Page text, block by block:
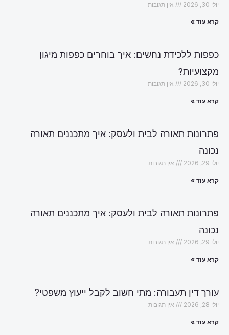
יולי 30, 2026 אין תגובות
קרא עוד »
כפפות ללכידת נחשים: איך בוחרים כפפות מיגון
מקצועיות?
יולי 30, 2026 אין תגובות
קרא עוד »
פתרונות תאורה לבית ולעסק: איך מתכננים תאורה
נכונה
יולי 29, 2026 אין תגובות
קרא עוד »
פתרונות תאורה לבית ולעסק: איך מתכננים תאורה
נכונה
יולי 29, 2026 אין תגובות
קרא עוד »
עורך דין תעבורה: מתי חשוב לקבל ייעוץ משפטי?
יולי 28, 2026 אין תגובות
קרא עוד »